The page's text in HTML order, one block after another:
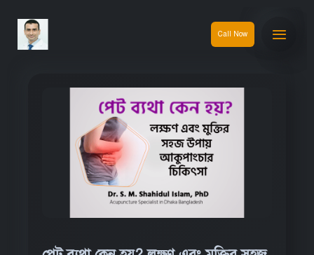
Call Now